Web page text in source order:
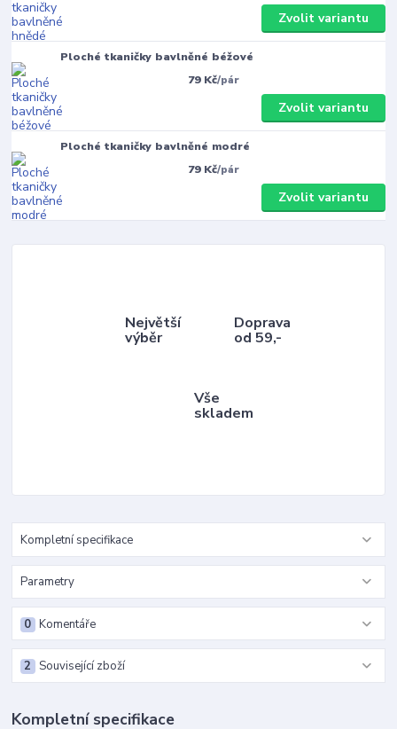
Zvolit variantu
Ploché tkaničky bavlněné béžové
79 Kč/pár
Zvolit variantu
Ploché tkaničky bavlněné modré
79 Kč/pár
Zvolit variantu
Největší
výběr
Doprava
od 59,-
Vše
skladem
Kompletní specifikace
Parametry
Komentáře
0
Související zboží
2
Kompletní specifikace